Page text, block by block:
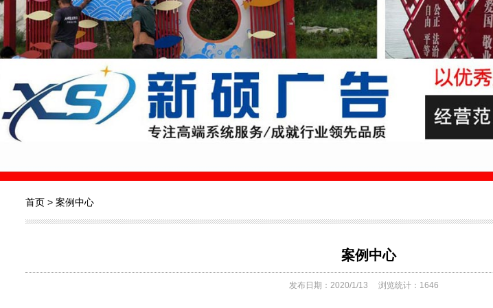
首页 > 案例中心
案例中心
发布日期：2020/1/13 浏览统计：1646